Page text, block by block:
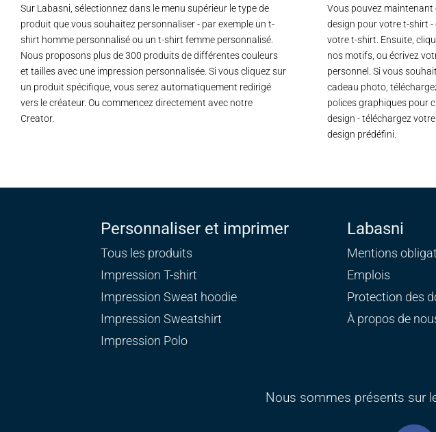
Sur Labasni, sélectionnez dans le menu supérieur le type de
produit que vous souhaitez personnaliser - par exemple un t-
shirt homme personnalisé ou un t-shirt femme personnalisé.
Nous proposons plus de 300 produits de différentes couleurs
et tailles avec une impression personnalisée. Si vous cliquez sur
un produit spécifique, vous serez automatiquement redirigé
vers le créateur. Ou commencez directement avec notre
Creator.
Vous pouvez
design pour votre t-shirt
votre t-shirt. Ensuite,
nos motifs, ou écrivez
personnel. Si vous
cadeau photo,
polices graphiques pour
design - téléchargez
design prédéfini.
Personnaliser et imprimer
Tous les produits
Impression T-shirt
Impression Sweat hoodie
Impression Sweatshirt
Impression Polo
Labasni
Mentions
Emplois
Protection des
À propos de
Nous sommes présents sur